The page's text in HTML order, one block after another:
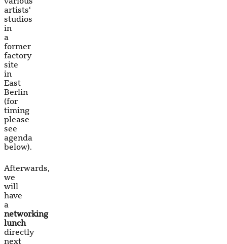
artists‘
studios
in
a
former
factory
site
in
East
Berlin
(for
timing
please
see
agenda
below).
Afterwards,
we
will
have
a
networking
lunch
directly
next